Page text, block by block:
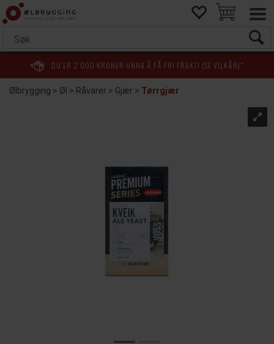
DU ER 2 000 KRONER UNNA Å FÅ FRI FRAKT! (SE VILKÅR)*
Ølbrygging>Øl >Råvarer>Gjær>Tørrgjær